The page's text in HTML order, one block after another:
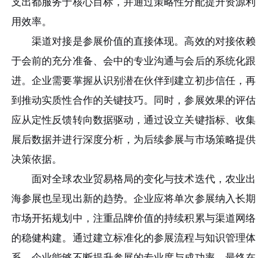
用效率。
渠道对接是参展价值的直接体现。高效的对接依赖
于会前的充分准备、会中的专业沟通与会后的系统化跟
进。企业需要掌握从识别潜在伙伴到建立初步信任，再
到推动实质性合作的关键技巧。同时，参展效果的评估
应从定性反馈转向数据驱动，通过设立关键指标、收集
展后数据并进行深度分析，为后续参展与市场策略提供
决策依据。
面对全球农业贸易格局的变化与技术迭代，农业出
海参展也呈现出新的趋势。企业应将单次参展纳入长期
市场开拓规划中，注重品牌价值的持续积累与渠道网络
的稳健构建。通过建立标准化的参展流程与知识管理体